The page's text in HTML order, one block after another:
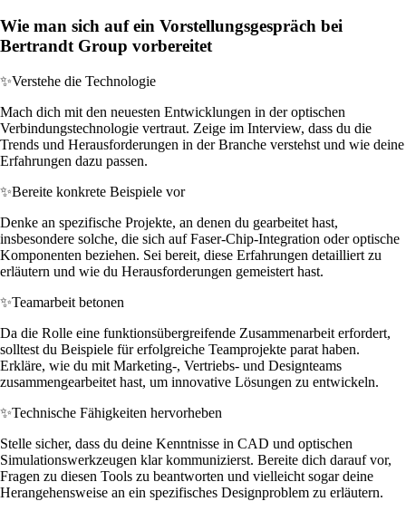
Wie man sich auf ein Vorstellungsgespräch bei
Bertrandt Group vorbereitet
✨Verstehe die Technologie
Mach dich mit den neuesten Entwicklungen in der optischen
Verbindungstechnologie vertraut. Zeige im Interview, dass du die
Trends und Herausforderungen in der Branche verstehst und wie deine
Erfahrungen dazu passen.
✨Bereite konkrete Beispiele vor
Denke an spezifische Projekte, an denen du gearbeitet hast,
insbesondere solche, die sich auf Faser-Chip-Integration oder optische
Komponenten beziehen. Sei bereit, diese Erfahrungen detailliert zu
erläutern und wie du Herausforderungen gemeistert hast.
✨Teamarbeit betonen
Da die Rolle eine funktionsübergreifende Zusammenarbeit erfordert,
solltest du Beispiele für erfolgreiche Teamprojekte parat haben.
Erkläre, wie du mit Marketing-, Vertriebs- und Designteams
zusammengearbeitet hast, um innovative Lösungen zu entwickeln.
✨Technische Fähigkeiten hervorheben
Stelle sicher, dass du deine Kenntnisse in CAD und optischen
Simulationswerkzeugen klar kommunizierst. Bereite dich darauf vor,
Fragen zu diesen Tools zu beantworten und vielleicht sogar deine
Herangehensweise an ein spezifisches Designproblem zu erläutern.